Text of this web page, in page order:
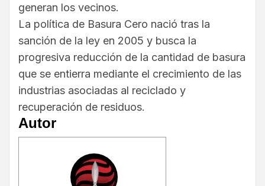
generan los vecinos.
La política de Basura Cero nació tras la
sanción de la ley en 2005 y busca la
progresiva reducción de la cantidad de basura
que se entierra mediante el crecimiento de las
industrias asociadas al reciclado y
recuperación de residuos.
Autor